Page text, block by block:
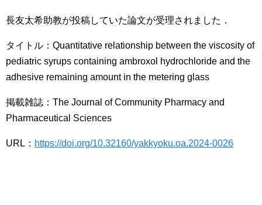
長友太希助教が投稿していた論文が受理されました．
タイトル：Quantitative relationship between the viscosity of
pediatric syrups containing ambroxol hydrochloride and the
adhesive remaining amount in the metering glass
掲載雑誌：The Journal of Community Pharmacy and
Pharmaceutical Sciences
URL： https://doi.org/10.32160/yakkyoku.oa.2024-0026